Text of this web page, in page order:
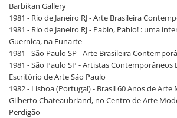
Barbikan Gallery
1981 - Rio de Janeiro RJ - Arte Brasileira
1981 - Rio de Janeiro RJ - Pablo, Pablo! : uma
Guernica, na Funarte
1981 - São Paulo SP - Arte Brasileira
1981 - São Paulo SP - Artistas Contemporâneos
Escritório de Arte São Paulo
1982 - Lisboa (Portugal) - Brasil 60 Anos de Arte
Gilberto Chateaubriand, no Centro de Arte
Perdigão